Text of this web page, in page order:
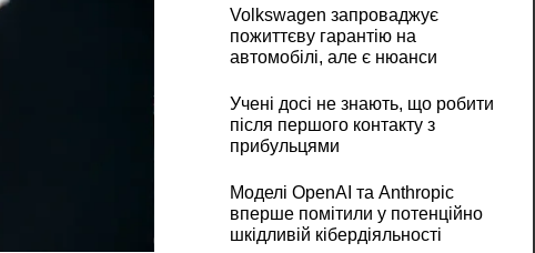
Volkswagen запроваджує
пожиттєву гарантію на
автомобілі, але є нюанси
Учені досі не знають, що робити
після першого контакту з
прибульцями
Моделі OpenAI та Anthropic
вперше помітили у потенційно
шкідливій кібердіяльності